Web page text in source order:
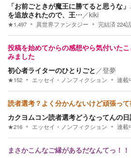
「お前ごときが魔王に勝てると思うな
を追放されたので、王… ／kiki
★1,497 異世界ファンタジー 完結済224話
投稿を始めてからの感想やら気付いた
みました
初心者ライターのひとりごと ／登夢
★152 エッセイ・ノンフィクション 連載
読者選考？よく分かんないけど頑張っ
カクヨムコン読者選考どうなってんの
★216 エッセイ・ノンフィクション 連載
まさかこんなご縁があるだなんてっ！！